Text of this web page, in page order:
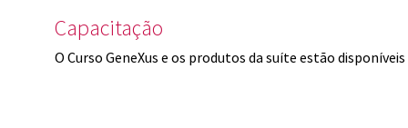
Capacitação
O Curso GeneXus e os produtos da suíte estão